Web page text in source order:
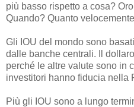
più basso rispetto a cosa?
Quando? Quanto
Gli IOU del mondo sono
dalle banche centrali. Il
perché le altre valute sono in
investitori hanno fiducia nella
Più gli IOU sono a lungo